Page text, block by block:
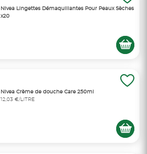
Nivea Lingettes Démaquillantes Pour Peaux Sèches
x20
Nivea Crème de douche Care 250ml
12,03 €/LITRE